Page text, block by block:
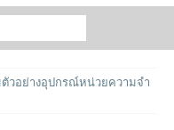
วอย่างอุปกรณ์หน่วยความจำ